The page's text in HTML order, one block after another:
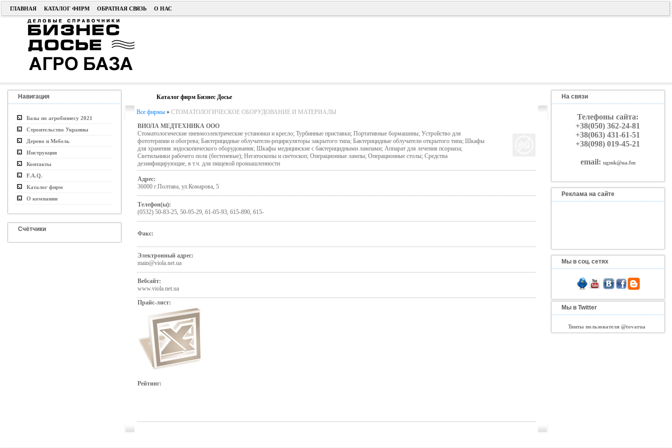
ГЛАВНАЯ КАТАЛОГ ФИРМ ОБРАТНАЯ СВЯЗЬ О НАС
Навигация
Базы по агробизнесу 2021
Строительство Украины
Дерево и Мебель
Инструкция
Контакты
F.A.Q.
Каталог фирм
О компании
Счётчики
Каталог фирм Бизнес Досье
Все фирмы» СТОМАТОЛОГИЧЕСКОЕ ОБОРУДОВАНИЕ И МАТЕРИАЛЫ
ВИОЛА МЕДТЕХНИКА ООО
Стоматологические пневмоэлектрические установки и кресло; Турбинные приставки; Портативные бормашины; Устройство для
фототерапии и обогрева; Бактерицидные облучатели-рециркуляторы закрытого типа; Бактерицидные облучатели открытого типа; Шкафы
для хранения эндоскопического оборудования; Шкафы медицинские с бактерицидными лампами; Аппарат для лечения псориаза;
Светильники рабочего поля (бестеневые); Негатоскопы и светоскоп; Операционные лампы; Операционные столы; Средства
дезинфицирующие, в т.ч. для пищевой промышленности
Адрес:
36000 г.Полтава, ул.Комарова, 5
Телефон(ы):
(0532) 50-83-25, 50-95-29, 61-05-93, 615-890, 615-
Факс:
Электронный адрес:
main@viola.net.ua
Вебсайт:
www.viola.net.ua
Прайс-лист:
Рейтинг:
На связи
Телефоны сайта:
+38(050) 362-24-81
+38(063) 431-61-51
+38(098) 019-45-21
email: ugmk@ua.fm
Реклама на сайте
Мы в соц. сетях
Мы в Twitter
Твиты пользователя @tovarua